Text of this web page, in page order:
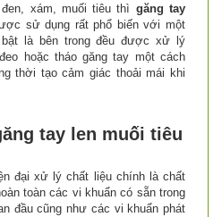
xám, muối tiêu thì găng tay
sử dụng rất phổ biến với một
là bên trong đều được xử lý
hoặc tháo găng tay một cách
thời tạo cảm giác thoải mái khi
tay len muối tiêu
đại xử lý chất liệu chính là chất
toàn các vi khuẩn có sẵn trong
đầu cũng như các vi khuẩn phát